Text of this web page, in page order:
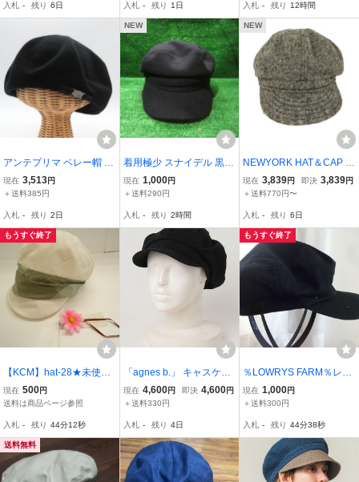
入札 - 残り 6日
ク柄ツバ 帽子[OL00678]
入札 - 残り 1日 入札 - 残り 12時間
アンテプリマ ベレー帽 帽
子 ブランド 日本製 レデ
ィース ブラック ANTEPR
現在 3,513円
＋送料385円
入札 - 残り 2日
NEW
着用極少 スナイデル 黒黒
無地 おおよそ57cm前後
キャスケット SNIDEL K6/
現在 1,000円
＋送料290円
入札 - 残り 2時間
NEW
NEWYORK HAT＆CAP C
O.(ニューヨークハット) U
SA製 ネップ キャスケッ
804
現在 3,839円 即決 3,839円
＋送料770円〜
入札 - 残り 6日
もうすぐ終了
【KCM】hat-28★未使用
★【fleur fleur】帽子 ハ
ット キャスケット ワ
アイボリー系 婦人 レ
ディース
現在 500円
送料は商品ページ参照
入札 - 残り 44分11秒
「agnes b.」 キャスケッ
ト FREE ブラック レディ
ース
現在 4,600円 即決 4,600円
＋送料330円
入札 - 残り 4日
もうすぐ終了
％LOWRYS FARM％レデ
ィース・ガールズ 黒色
帽子 キャスケット サイ
プ 帽子 コットン帽
現在 1,000円
＋送料300円
入札 - 残り 44分37秒
送料無料